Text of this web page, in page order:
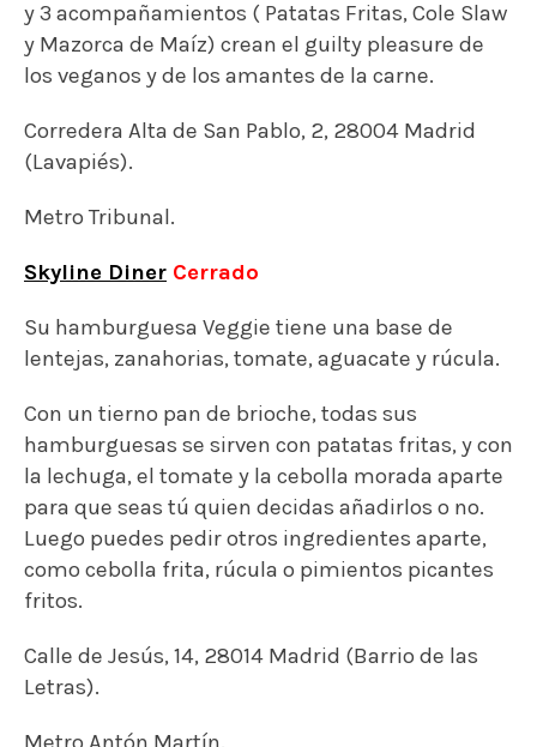
lentejas, zanahorias, tomate, aguacate y rúcula.
Con un tierno pan de brioche, todas sus
hamburguesas se sirven con patatas fritas, y con
la lechuga, el tomate y la cebolla morada aparte
para que seas tú quien decidas añadirlos o no.
Luego puedes pedir otros ingredientes aparte,
fritos.
Calle de Jesús, 14, 28014 Madrid (Barrio de las
Letras).
Metro Antón Martín.
La Encomienda
La fama merecida de La Encomienda se ha
forjado a base de tapas, raciones y platos
principales. Aún así, es posible probar su gran
y La Latina. ¿Qué lleva su burger? Proteína
vegetal, crema de aguacate, ali oli clásico,